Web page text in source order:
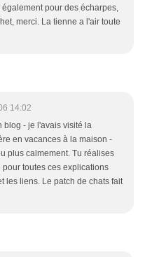
pour des écharpes,
merci. La tienne a l'air toute
14:02
blog - je l'avais visité la
en vacances à la maison -
plus calmement. Tu réalises
toutes ces explications
les liens. Le patch de chats fait